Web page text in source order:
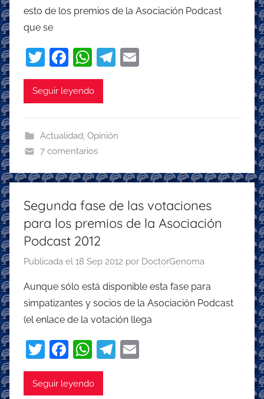
esto de los premios de la Asociación Podcast
que se
T
w
itt
F
a
c
b
o
o
k
W
h
at
A
p
p
T
a
Seguir leyendo
Actualidad, Opinión
7 comentarios
Segunda fase de las votaciones
para los premios de la Asociación
Podcast 2012
Publicada el 18 Sep 2012 por DoctorGenoma
Aunque sólo está disponible esta fase para
simpatizantes y socios de la Asociación Podcast
(el enlace de la votación llega
T
w
itt
F
a
c
W
h
at
T
Seguir leyendo